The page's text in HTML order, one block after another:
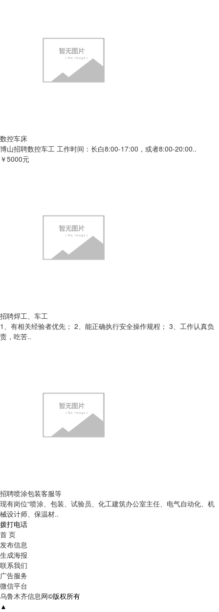
数控车床
博山招聘数控车工 工作时间：长白8:00-17:00，或者8:00-20:00..
￥5000元
招聘焊工、车工
1、有相关经验者优先； 2、能正确执行安全操作规程； 3、工作认真负
责，吃苦..
招聘喷涂包装客服等
现有岗位“喷涂、包装、试验员、化工建筑办公室主任、电气自动化、机
械设计师、保温材..
拨打电话
首 页
发布信息
生成海报
联系我们
广告服务
微信平台
乌鲁木齐信息网©版权所有
▲